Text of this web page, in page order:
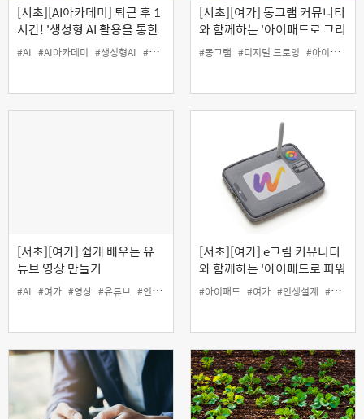
[서초][AI아카데미] 퇴근 후 1
시간! '생성형 AI 활용을 통한
수익화 과정 기초'
#AI #AI아카데미 #생성형AI #여가 #인생설계
[서초][여가] 동그램 커뮤니티
와 함께하는 '아이패드로 그리
는 오일파스텔 드로잉'
#동그램 #디지털 드로잉 #아이패드
[서초][여가] 쉽게 배우는 유
튜브 영상 만들기
#AI #여가 #영상 #유튜브 #인생설계
[서초][여가] e그림 커뮤니티
와 함께하는 '아이패드로 피워
내는 나만의 탄생화 그리기'
#아이패드 #여가 #인생설계 #커뮤니티